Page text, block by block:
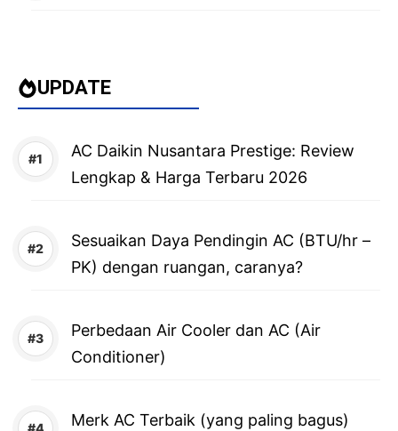
UPDATE
AC Daikin Nusantara Prestige: Review
Lengkap & Harga Terbaru 2026
Sesuaikan Daya Pendingin AC (BTU/hr –
PK) dengan ruangan, caranya?
Perbedaan Air Cooler dan AC (Air
Conditioner)
Merk AC Terbaik (yang paling bagus)